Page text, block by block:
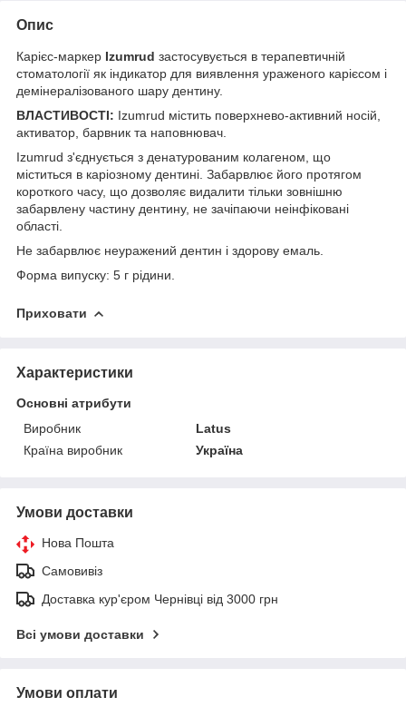
Опис
Карієс-маркер Izumrud застосувується в терапевтичній
стоматології як індикатор для виявлення ураженого карієсом і
демінералізованого шару дентину.
ВЛАСТИВОСТІ: Izumrud містить поверхнево-активний носій,
активатор, барвник та наповнювач.
Izumrud з'єднується з денатурованим колагеном, що
міститься в каріозному дентині. Забарвлює його протягом
короткого часу, що дозволяє видалити тільки зовнішню
забарвлену частину дентину, не зачіпаючи неінфіковані
області.
Не забарвлює неуражений дентин і здорову емаль.
Форма випуску: 5 г рідини.
Приховати
Характеристики
Основні атрибути
Виробник
Latus
Країна виробник
Україна
Умови доставки
Нова Пошта
Самовивіз
Доставка кур'єром Чернівці від 3000 грн
Всі умови доставки
Умови оплати